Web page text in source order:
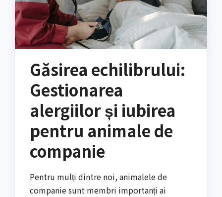
Găsirea echilibrului:
Gestionarea
alergiilor și iubirea
pentru animale de
companie
Pentru mulți dintre noi, animalele de
companie sunt membri importanți ai